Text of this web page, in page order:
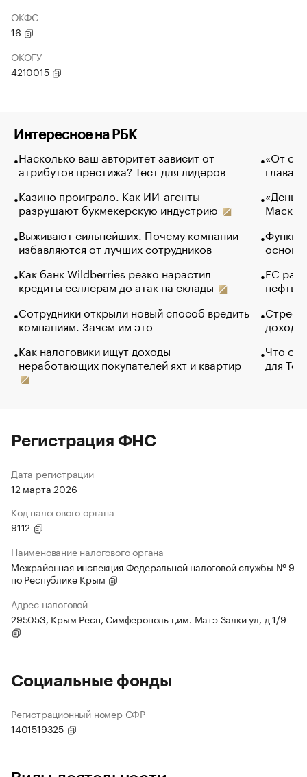
ОКФС
16
ОКОГУ
4210015
Интересное на РБК
Насколько ваш авторитет зависит от
атрибутов престижа? Тест для лидеров
Казино проиграло. Как ИИ-агенты
разрушают букмекерскую индустрию
Выживают сильнейших. Почему компании
избавляются от лучших сотрудников
Как банк Wildberries резко нарастил
кредиты селлерам до атак на склады
Сотрудники открыли новый способ вредить
компаниям. Зачем им это
Как налоговики ищут доходы
неработающих покупателей яхт и квартир
«От
глава
Маск в
основ
ЕС
нефти
Что
для
Регистрация ФНС
Дата регистрации
12 марта 2026
Код налогового органа
9112
Наименование налогового органа
Межрайонная инспекция Федеральной налоговой службы № 9
по Республике Крым
Адрес налоговой
295053, Крым Респ, Симферополь г,им. Матэ Залки ул, д 1/9
Социальные фонды
Регистрационный номер СФР
1401519325